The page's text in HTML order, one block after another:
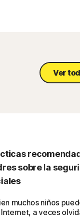
Ver
sobre la
muchos niños
a veces